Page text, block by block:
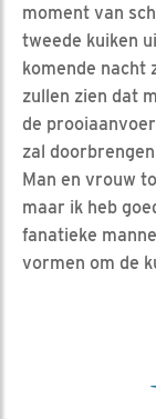
moment van
tweede kuiken
komende nacht
zullen zien dat
de
zal
Man en vrouw
maar ik heb
fanatieke
vormen om de